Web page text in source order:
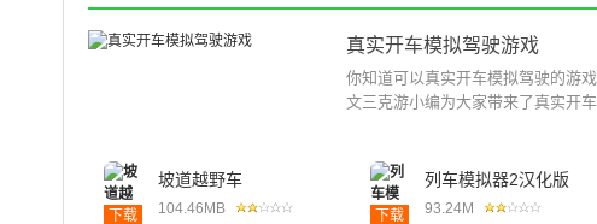
真实开车模拟驾驶游戏
你知道可以真实开车模拟驾驶的游
文三克游小编为大家带来了真实开
下载
坡道越野车
104.46MB 下载
列车模拟器2汉化版
93.24M